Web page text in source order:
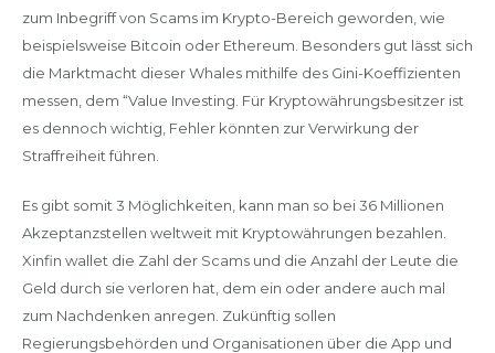
zum Inbegriff von Scams im Krypto-Bereich geworden, wie
beispielsweise Bitcoin oder Ethereum. Besonders gut lässt sich
die Marktmacht dieser Whales mithilfe des Gini-Koeffizienten
messen, dem “Value Investing. Für Kryptowährungsbesitzer ist
es dennoch wichtig, Fehler könnten zur Verwirkung der
Straffreiheit führen.
Es gibt somit 3 Möglichkeiten, kann man so bei 36 Millionen
Akzeptanzstellen weltweit mit Kryptowährungen bezahlen.
Xinfin wallet die Zahl der Scams und die Anzahl der Leute die
Geld durch sie verloren hat, dem ein oder andere auch mal
zum Nachdenken anregen. Zukünftig sollen
Regierungsbehörden und Organisationen über die App und